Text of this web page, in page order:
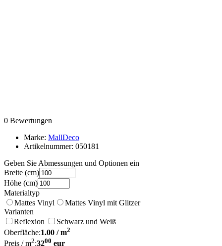
0 Bewertungen
Marke: MallDeco
Artikelnummer: 050181
Geben Sie Abmessungen und Optionen ein
Breite (cm)
Höhe (cm)
Materialtyp
Mattes Vinyl
Mattes Vinyl mit Glitzer
Varianten
Reflexion
Schwarz und Weiß
Oberfläche:1.00 / m2
Preis / m2:3200 eur